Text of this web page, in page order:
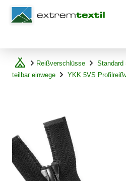
Shopware
Reißverschlüsse
Standard
teilbar einwege
YKK 5VS